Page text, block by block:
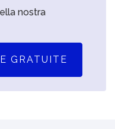
nostra
GRATUITE